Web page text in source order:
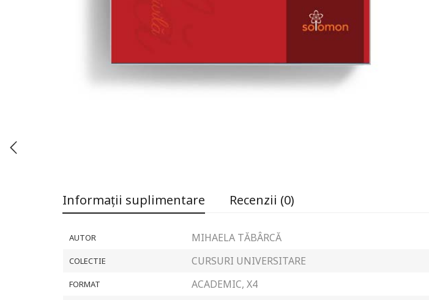
Informații suplimentare Recenzii (0)
AUTOR MIHAELA TĂBÂRCĂ
COLECTIE CURSURI UNIVERSITARE
FORMAT ACADEMIC, X4